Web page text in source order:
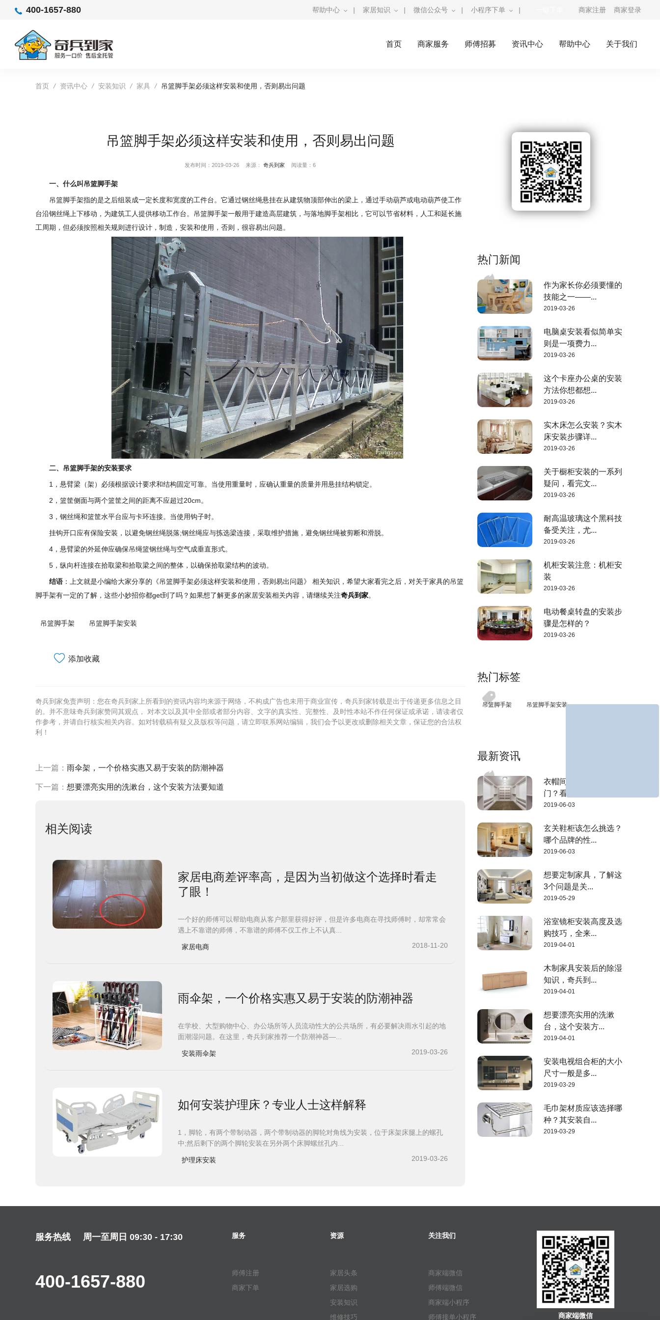
400-1657-880 帮助中心 | 家居知识 | 微信公众号 | 小程序下单 | 商家注册 商家登录
首页 商家服务 师傅招募 资讯中心 帮助中心 关于我们
首页 / 资讯中心 / 安装知识 / 家具 / 吊篮脚手架必须这样安装和使用，否则易出问题
吊篮脚手架必须这样安装和使用，否则易出问题
发布时间：2019-03-26 来源： 奇兵到家 阅读量：6
一、什么叫吊篮脚手架
吊篮脚手架指的是之后组装成一定长度和宽度的工件台。它通过钢丝绳悬挂在从建筑物顶部伸出的梁上，通过手动葫芦或电动葫芦使工作
台沿钢丝绳上下移动，为建筑工人提供移动工作台。吊篮脚手架一般用于建造高层建筑，与落地脚手架相比，它可以节省材料，人工和延长施
工周期，但必须按照相关规则进行设计，制造，安装和使用，否则，很容易出问题。
二、吊篮脚手架的安装要求
1，悬臂梁（架）必须根据设计要求和结构固定可靠。当使用重量时，应确认重量的质量并用悬挂结构锁定。
2，篮筐侧面与两个篮筐之间的距离不应超过20cm。
3，钢丝绳和篮筐水平台应与卡环连接。当使用钩子时。
挂钩开口应有保险安装，以避免钢丝绳脱落;钢丝绳应与拣选梁连接，采取维护措施，避免钢丝绳被剪断和滑脱。
4，悬臂梁的外延伸应确保吊绳篮钢丝绳与空气成垂直形式。
5，纵向杆连接在拾取梁和拾取梁之间的整体，以确保拾取梁结构的波动。
结语 ：上文就是小编给大家分享的《吊篮脚手架必须这样安装和使用，否则易出问题》 相关知识，希望大家看完之后，对关于家具的吊篮
脚手架有一定的了解，这些小妙招你都get到了吗？如果想了解更多的家居安装相关内容，请继续关注奇兵到家。
吊篮脚手架 吊篮脚手架安装
添加收藏
奇兵到家免责声明：您在奇兵到家上所看到的资讯内容均来源于网络，不构成广告也未用于商业宣传，奇兵到家转载是出于传递更多信息之目
的。并不意味奇兵到家赞同其观点， 对本文以及其中全部或者部分内容、文字的真实性、完整性、及时性本站不作任何保证或承诺，请读者仅
作参考，并请自行核实相关内容。如对转载稿有疑义及版权等问题，请立即联系网站编辑，我们会予以更改或删除相关文章，保证您的合法权
利！
上一篇： 雨伞架，一个价格实惠又易于安装的防潮神器
下一篇： 想要漂亮实用的洗漱台，这个安装方法要知道
相关阅读
家居电商差评率高，是因为当初做这个选择时看走
了眼！
一个好的师傅可以帮助电商从客户那里获得好评，但是许多电商在寻找师傅时，却常常会
遇上不靠谱的师傅，不靠谱的师傅不仅工作上不认真...
家居电商 2018-11-20
雨伞架，一个价格实惠又易于安装的防潮神器
在学校、大型购物中心、办公场所等人员流动性大的公共场所，有必要解决雨水引起的地
面潮湿问题。在这里，奇兵到家推荐一个防潮神器—...
安装雨伞架 2019-03-26
如何安装护理床？专业人士这样解释
1，脚轮，有两个带制动器，两个带制动器的脚轮对角线为安装，位于床架床腿上的螺孔
中;然后剩下的两个脚轮安装在另外两个床脚螺丝孔内...
护理床安装 2019-03-26
热门新闻
作为家长你必须要懂的
技能之一——...
2019-03-26
电脑桌安装看似简单实
则是一项费力...
2019-03-26
这个卡座办公桌的安装
方法你想都想...
2019-03-26
实木床怎么安装？实木
床安装步骤详...
2019-03-26
关于橱柜安装的一系列
疑问，看完文...
2019-03-26
耐高温玻璃这个黑科技
备受关注，尤...
2019-03-26
机柜安装注意：机柜安
装
2019-03-26
电动餐桌转盘的安装步
骤是怎样的？
2019-03-26
热门标签
吊篮脚手架 吊篮脚手架安装
最新资讯
衣帽间要不要安装柜
门？看完这3点...
2019-06-03
玄关鞋柜该怎么挑选？
哪个品牌的性...
2019-06-03
想要定制家具，了解这
3个问题是关...
2019-05-29
浴室镜柜安装高度及选
购技巧，全来...
2019-04-01
木制家具安装后的除湿
知识，奇兵到...
2019-04-01
想要漂亮实用的洗漱
台，这个安装方...
2019-04-01
安装电视组合柜的大小
尺寸一般是多...
2019-03-29
毛巾架材质应该选择哪
种？其安装自...
2019-03-29
服务热线 周一至周日 09:30 - 17:30
400-1657-880
服务
师傅注册
商家下单
资源
家居头条
家居选购
安装知识
维修技巧
关注我们
商家端微信
师傅端微信
商家端小程序
师傅接单小程序
商家端微信